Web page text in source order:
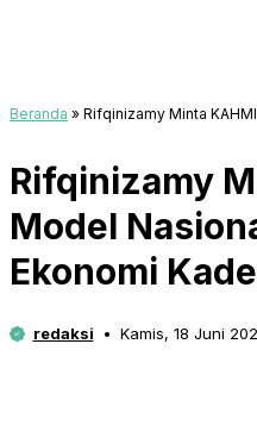
Beranda » Rifqinizamy Minta
Rifqinizamy
Model
Ekonomi
redaksi Kamis, 18 Juni